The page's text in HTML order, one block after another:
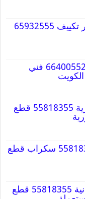
قص خرسانه وفتح كور تكييف 65932555
تظليل سيارة الكويت 66400552 فني
قطع غيار سيارات كورية 55818355 قطع
قطع غيار كاديلاك 55818355 سكراب قطع
قطع غيار سيارات المانية 55818355 قطع